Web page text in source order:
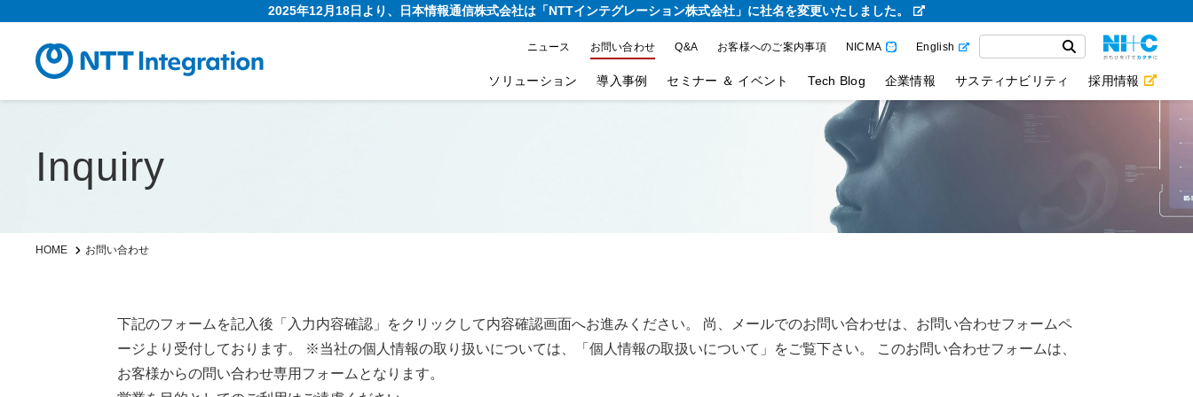
2025年12月18日より、日本情報通信株式会社は「NTTインテグレーション株式会社」に社名を変更いたしました。
ニュース お問い合わせ Q&A お客様へのご案内事項 NICMA English
ソリューション 導入事例 セミナー ＆ イベント Tech Blog 企業情報 サスティナビリティ 採用情報
Inquiry
HOME お問い合わせ
下記のフォームを記入後「入力内容確認」をクリックして内容確認画面へお進みください。 尚、メールでのお問い合わせは、お問い合わせフォームペ
ージより受付しております。 ※当社の個人情報の取り扱いについては、「個人情報の取扱いについて」をご覧下さい。 このお問い合わせフォームは、
お客様からの問い合わせ専用フォームとなります。